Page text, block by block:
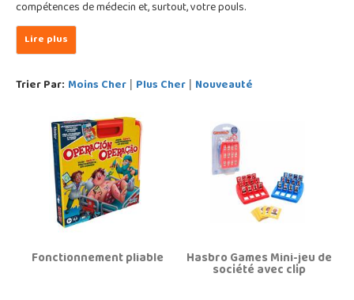
compétences de médecin et, surtout, votre pouls.
Trier Par: Moins Cher | Plus Cher | Nouveauté
Fonctionnement pliable Hasbro Games Mini-jeu de
société avec clip